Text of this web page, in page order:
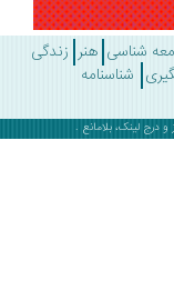
هنر زندگی
بلامانع .